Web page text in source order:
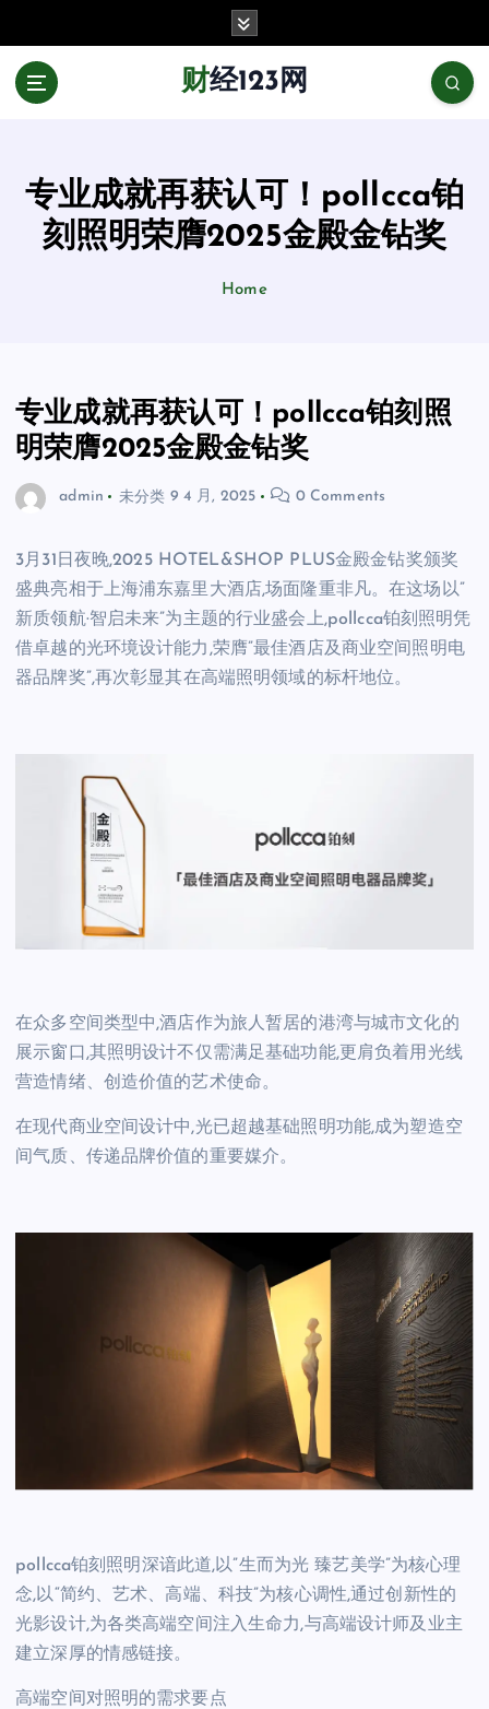
财经123网
专业成就再获认可！pollcca铂
刻照明荣膺2025金殿金钻奖
Home
专业成就再获认可！pollcca铂刻照
明荣膺2025金殿金钻奖
admin 未分类 9 4 月, 2025 0 Comments
3月31日夜晚,2025 HOTEL&SHOP PLUS金殿金钻奖颁奖
盛典亮相于上海浦东嘉里大酒店,场面隆重非凡。在这场以”
新质领航·智启未来”为主题的行业盛会上,pollcca铂刻照明凭
借卓越的光环境设计能力,荣膺”最佳酒店及商业空间照明电
器品牌奖”,再次彰显其在高端照明领域的标杆地位。
在众多空间类型中,酒店作为旅人暂居的港湾与城市文化的
展示窗口,其照明设计不仅需满足基础功能,更肩负着用光线
营造情绪、创造价值的艺术使命。
在现代商业空间设计中,光已超越基础照明功能,成为塑造空
间气质、传递品牌价值的重要媒介。
pollcca铂刻照明深谙此道,以”生而为光 臻艺美学”为核心理
念,以“简约、艺术、高端、科技”为核心调性,通过创新性的
光影设计,为各类高端空间注入生命力,与高端设计师及业主
建立深厚的情感链接。
高端空间对照明的需求要点